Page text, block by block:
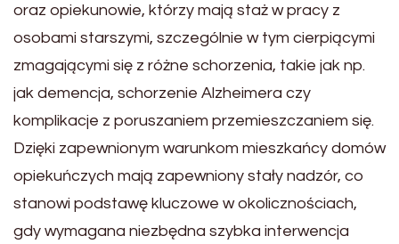
oraz opiekunowie, którzy mają staż w pracy z
osobami starszymi, szczególnie w tym cierpiącymi
zmagającymi się z różne schorzenia, takie jak np.
jak demencja, schorzenie Alzheimera czy
komplikacje z poruszaniem przemieszczaniem się.
Dzięki zapewnionym warunkom mieszkańcy domów
opiekuńczych mają zapewniony stały nadzór, co
stanowi podstawę kluczowe w okolicznościach,
gdy wymagana niezbędna szybka interwencja